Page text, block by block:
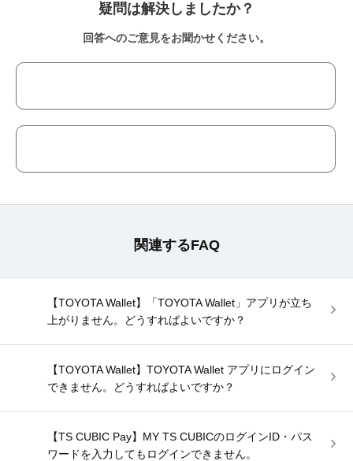
疑問は解決しましたか？
回答へのご意見をお聞かせください。
関連するFAQ
【TOYOTA Wallet】「TOYOTA Wallet」アプリが立ち
上がりません。どうすればよいですか？
【TOYOTA Wallet】TOYOTA Wallet アプリにログイン
できません。どうすればよいですか？
【TS CUBIC Pay】MY TS CUBICのログインID・パス
ワードを入力してもログインできません。